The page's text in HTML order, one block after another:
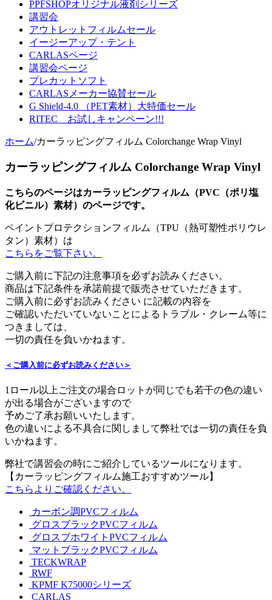
PPFSHOPオリジナル液剤シリーズ
講習会
アウトレットフィルムセール
イージーアップ・テント
CARLASページ
講習会ページ
プレカットソフト
CARLASメーカー協賛セール
G Shield-4.0 （PET素材）大特価セール
RITEC お試しキャンペーン!!!
ホーム/カーラッピングフィルム Colorchange Wrap Vinyl
カーラッピングフィルム Colorchange Wrap Vinyl
こちらのページはカーラッピングフィルム（PVC（ポリ塩
化ビニル）素材）のページです。
ペイントプロテクションフィルム（TPU（熱可塑性ポリウレ
タン）素材）は
こちらをご覧下さい。
ご購入前に下記の注意事項を必ずお読みください。
商品は下記条件を承諾前提で販売させていただきます。
ご購入前に必ずお読みください に記載の内容を
ご確認いただいていないことによるトラブル・クレーム等に
つきましては、
一切の責任を負いかねます。
＜ご購入前に必ずお読みください＞
1ロール以上ご注文の場合ロットが同じでも若干の色の違い
が出る場合がございますので
予めご了承お願いいたします。
色の違いによる不具合に関しまして弊社では一切の責任を負
いかねます。
弊社で講習会の時にご紹介しているツールになります。
【カーラッピングフィルム施工おすすめツール】
こちらよりご確認ください。
カーボン調PVCフィルム
グロスブラックPVCフィルム
グロスブホワイトPVCフィルム
マットブラックPVCフィルム
TECKWRAP
RWF
KPMF K75000シリーズ
CARLAS